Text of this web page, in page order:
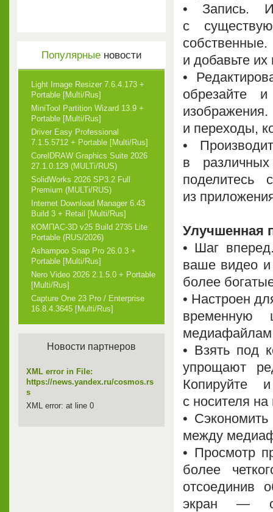
• Запись.
с
и добавьте их
•
обрезайте
и переходы,
•
в
из
Улучшенная
• Шаг
ваше видео и
более
• Настроен
временную
• Взять под
упрощают
Копируйте
с носителя на
•
между
• Просмотр
более
отсоединив
экран —
Популярныеновости
Light Image Resizer 7.6.4.173 +
Portable [Multi/Rus]
MiniTool Partition Wizard 13.9 +
Portable [Multi/Rus]
Driver Easy Professional
7.1.5.5712 + Portable [Multi/Rus]
CorelDRAW Graphics Suite 2026
27.1.0.129 (MULTi/RUS)
SolidWorks 2026 SP3.2 Full
Premium (MULTi/RUS)
Internet Download Manager 6.43
Build 3 + Retail [Multi/Rus]
КОМПАС-3D v25 Build 2735 Lite
Portable (RUS/2026)
Ashampoo Snap Pro 26.0.3 +
Portable [Multi/Rus]
Nero Video 2026 2.1.5.0 + Portable
[Multi/Rus]
Capture One 23 Pro / Enterprise
16.8.4.3645 [Multi/Rus]
Новости партнеров
XML error in File:
https://news.yandex.ru/cosmos.rs
s
XML error: at line 0